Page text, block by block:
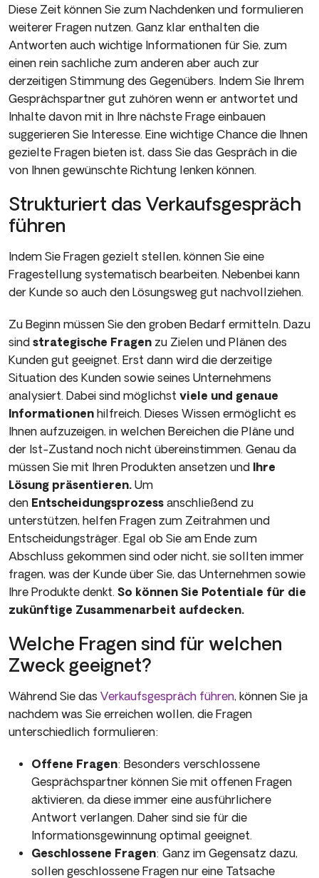
Diese Zeit können Sie zum Nachdenken und formulieren
weiterer Fragen nutzen. Ganz klar enthalten die
Antworten auch wichtige Informationen für Sie, zum
einen rein sachliche zum anderen aber auch zur
derzeitigen Stimmung des Gegenübers. Indem Sie Ihrem
Gesprächspartner gut zuhören wenn er antwortet und
Inhalte davon mit in Ihre nächste Frage einbauen
suggerieren Sie Interesse. Eine wichtige Chance die Ihnen
gezielte Fragen bieten ist, dass Sie das Gespräch in die
von Ihnen gewünschte Richtung lenken können.
Strukturiert das Verkaufsgespräch
führen
Indem Sie Fragen gezielt stellen, können Sie eine
Fragestellung systematisch bearbeiten. Nebenbei kann
der Kunde so auch den Lösungsweg gut nachvollziehen.
Zu Beginn müssen Sie den groben Bedarf ermitteln. Dazu
sind strategische Fragen zu Zielen und Plänen des
Kunden gut geeignet. Erst dann wird die derzeitige
Situation des Kunden sowie seines Unternehmens
analysiert. Dabei sind möglichst viele und genaue
Informationen hilfreich. Dieses Wissen ermöglicht es
Ihnen aufzuzeigen, in welchen Bereichen die Pläne und
der Ist-Zustand noch nicht übereinstimmen. Genau da
müssen Sie mit Ihren Produkten ansetzen und Ihre
Lösung präsentieren. Um
den Entscheidungsprozess anschließend zu
unterstützen, helfen Fragen zum Zeitrahmen und
Entscheidungsträger. Egal ob Sie am Ende zum
Abschluss gekommen sind oder nicht, sie sollten immer
fragen, was der Kunde über Sie, das Unternehmen sowie
Ihre Produkte denkt. So können Sie Potentiale für die
zukünftige Zusammenarbeit aufdecken.
Welche Fragen sind für welchen
Zweck geeignet?
Während Sie das Verkaufsgespräch führen, können Sie ja
nachdem was Sie erreichen wollen, die Fragen
unterschiedlich formulieren:
Offene Fragen: Besonders verschlossene
Gesprächspartner können Sie mit offenen Fragen
aktivieren, da diese immer eine ausführlichere
Antwort verlangen. Daher sind sie für die
Informationsgewinnung optimal geeignet.
Geschlossene Fragen: Ganz im Gegensatz dazu,
sollen geschlossene Fragen nur eine Tatsache